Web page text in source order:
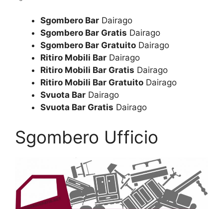
Sgombero Bar Dairago
Sgombero Bar Gratis Dairago
Sgombero Bar Gratuito Dairago
Ritiro Mobili Bar Dairago
Ritiro Mobili Bar Gratis Dairago
Ritiro Mobili Bar Gratuito Dairago
Svuota Bar Dairago
Svuota Bar Gratis Dairago
Sgombero Ufficio